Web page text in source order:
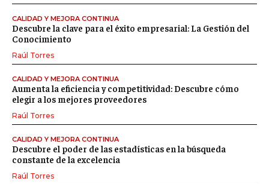
CALIDAD Y MEJORA CONTINUA
Descubre la clave para el éxito empresarial: La Gestión del
Conocimiento
Raúl Torres
CALIDAD Y MEJORA CONTINUA
Aumenta la eficiencia y competitividad: Descubre cómo
elegir a los mejores proveedores
Raúl Torres
CALIDAD Y MEJORA CONTINUA
Descubre el poder de las estadísticas en la búsqueda
constante de la excelencia
Raúl Torres